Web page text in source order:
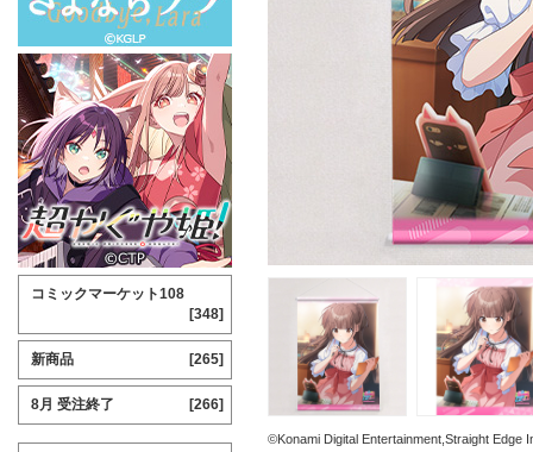
©Konami Digital Entertainment,Straight Edge
コミックマーケット108
[348]
新商品 [265]
8月 受注終了 [266]